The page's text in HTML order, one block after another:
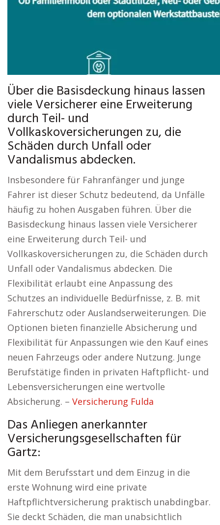
Über die Basisdeckung hinaus lassen
viele Versicherer eine Erweiterung
durch Teil- und
Vollkaskoversicherungen zu, die
Schäden durch Unfall oder
Vandalismus abdecken.
Insbesondere für Fahranfänger und junge
Fahrer ist dieser Schutz bedeutend, da Unfälle
häufig zu hohen Ausgaben führen. Über die
Basisdeckung hinaus lassen viele Versicherer
eine Erweiterung durch Teil- und
Vollkaskoversicherungen zu, die Schäden durch
Unfall oder Vandalismus abdecken. Die
Flexibilität erlaubt eine Anpassung des
Schutzes an individuelle Bedürfnisse, z. B. mit
Fahrerschutz oder Auslandserweiterungen. Die
Optionen bieten finanzielle Absicherung und
Flexibilität für Anpassungen wie den Kauf eines
neuen Fahrzeugs oder andere Nutzung. Junge
Berufstätige finden in privaten Haftpflicht- und
Lebensversicherungen eine wertvolle
Absicherung. – Versicherung Fulda
Das Anliegen anerkannter
Versicherungsgesellschaften für
Gartz:
Mit dem Berufsstart und dem Einzug in die
erste Wohnung wird eine private
Haftpflichtversicherung praktisch unabdingbar.
Sie deckt Schäden, die man unabsichtlich